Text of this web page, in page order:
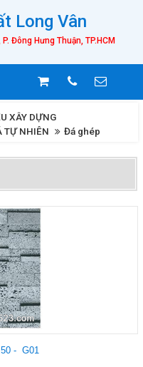
Long Vân
Đông Hưng Thuận, TP.HCM
XÂY DỰNG
TỰ NHIÊN Đá ghép
- G01